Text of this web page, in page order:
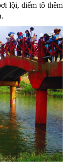
lội, điểm tô thêm